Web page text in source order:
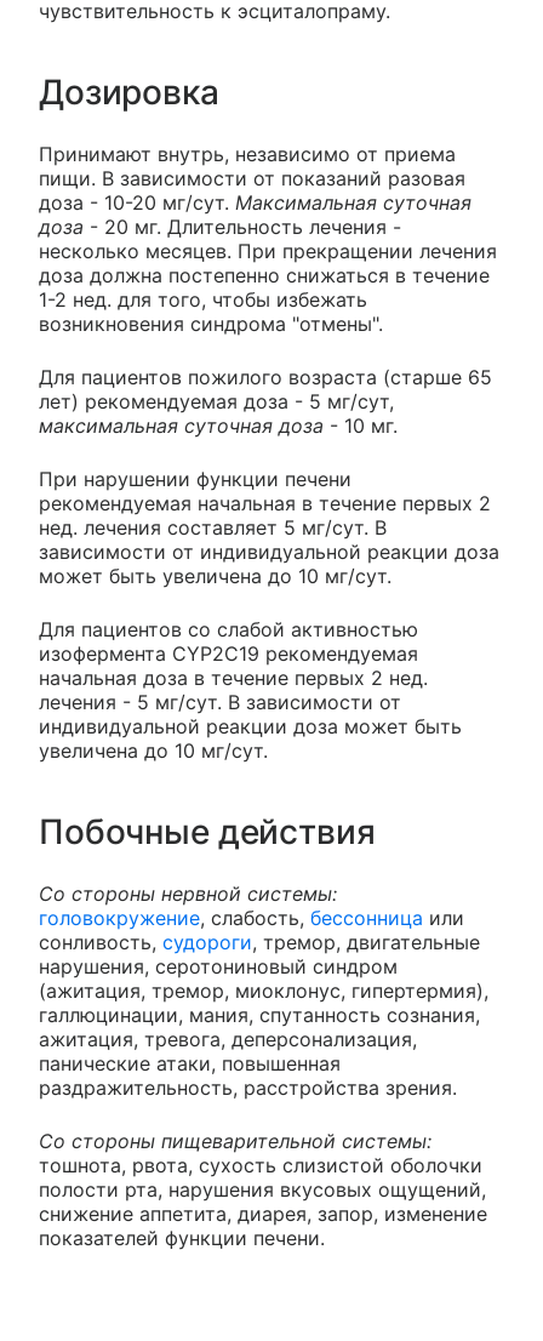
чувствительность к эсциталопраму.
Дозировка
Принимают внутрь, независимо от приема
пищи. В зависимости от показаний разовая
доза - 10-20 мг/сут. Максимальная суточная
доза - 20 мг. Длительность лечения -
несколько месяцев. При прекращении лечения
доза должна постепенно снижаться в течение
1-2 нед. для того, чтобы избежать
возникновения синдрома "отмены".
Для пациентов пожилого возраста (старше 65
лет) рекомендуемая доза - 5 мг/сут,
максимальная суточная доза - 10 мг.
При нарушении функции печени
рекомендуемая начальная в течение первых 2
нед. лечения составляет 5 мг/сут. В
зависимости от индивидуальной реакции доза
может быть увеличена до 10 мг/сут.
Для пациентов со слабой активностью
изофермента CYP2C19 рекомендуемая
начальная доза в течение первых 2 нед.
лечения - 5 мг/сут. В зависимости от
индивидуальной реакции доза может быть
увеличена до 10 мг/сут.
Побочные действия
Со стороны нервной системы:
головокружение, слабость, бессонница или
сонливость, судороги, тремор, двигательные
нарушения, серотониновый синдром
(ажитация, тремор, миоклонус, гипертермия),
галлюцинации, мания, спутанность сознания,
ажитация, тревога, деперсонализация,
панические атаки, повышенная
раздражительность, расстройства зрения.
Со стороны пищеварительной системы:
тошнота, рвота, сухость слизистой оболочки
полости рта, нарушения вкусовых ощущений,
снижение аппетита, диарея, запор, изменение
показателей функции печени.